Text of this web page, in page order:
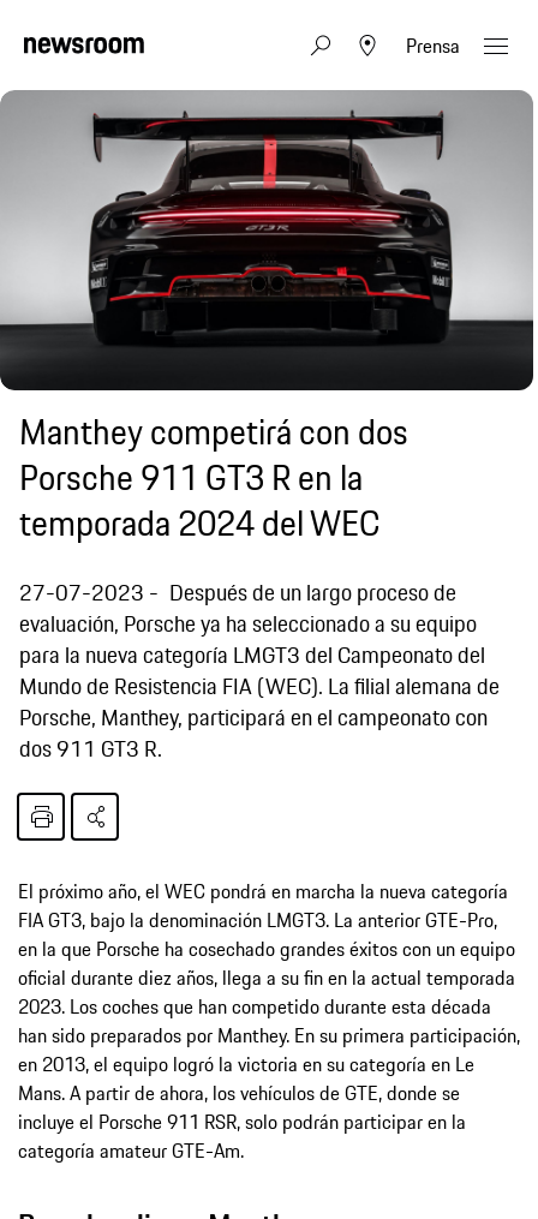
Prensa
Manthey competirá con dos
Porsche 911 GT3 R en la
temporada 2024 del WEC
27-07-2023
Después de un largo proceso de
evaluación, Porsche ya ha seleccionado a su equipo
para la nueva categoría LMGT3 del Campeonato del
Mundo de Resistencia FIA (WEC). La filial alemana de
Porsche, Manthey, participará en el campeonato con
dos 911 GT3 R.
El próximo año, el WEC pondrá en marcha la nueva categoría
FIA GT3, bajo la denominación LMGT3. La anterior GTE-Pro,
en la que Porsche ha cosechado grandes éxitos con un equipo
oficial durante diez años, llega a su fin en la actual temporada
2023. Los coches que han competido durante esta década
han sido preparados por Manthey. En su primera participación,
en 2013, el equipo logró la victoria en su categoría en Le
Mans. A partir de ahora, los vehículos de GTE, donde se
incluye el Porsche 911 RSR, solo podrán participar en la
categoría amateur GTE-Am.